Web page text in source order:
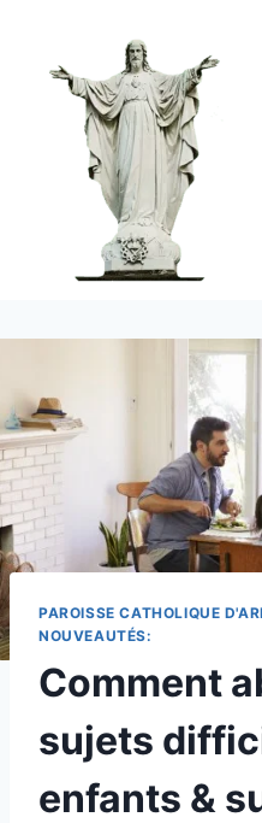
content
PAROISSE CATHOLIQUE
NOUVEAUTÉS:
Comment
sujets
enfants &